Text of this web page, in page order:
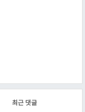
최근 댓글